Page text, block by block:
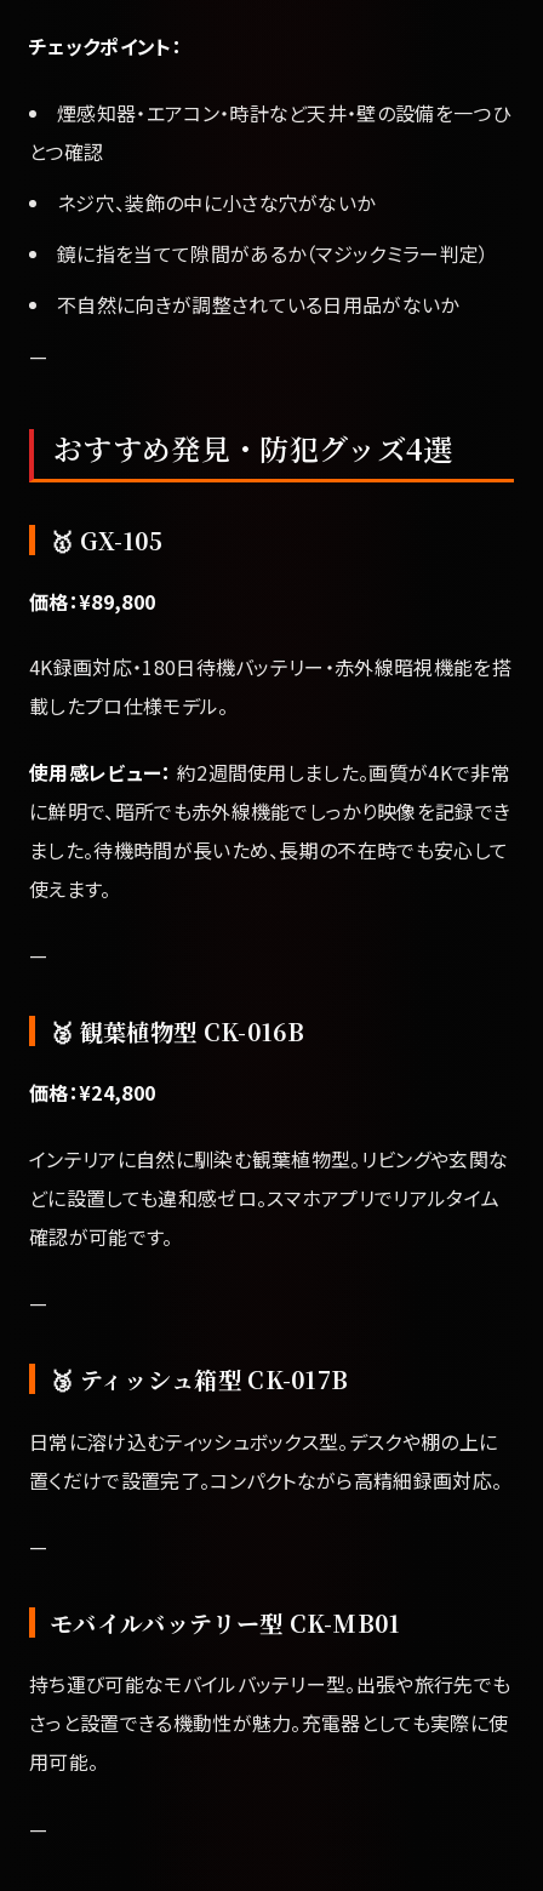
チェックポイント：
煙感知器・エアコン・時計など天井・壁の設備を一つひ
とつ確認
ネジ穴、装飾の中に小さな穴がないか
鏡に指を当てて隙間があるか（マジックミラー判定）
不自然に向きが調整されている日用品がないか
—
おすすめ発見・防犯グッズ4選
🥇 GX-105
価格：¥89,800
4K録画対応・180日待機バッテリー・赤外線暗視機能を搭
載したプロ仕様モデル。
使用感レビュー： 約2週間使用しました。画質が4Kで非常
に鮮明で、暗所でも赤外線機能でしっかり映像を記録でき
ました。待機時間が長いため、長期の不在時でも安心して
使えます。
—
🥈 観葉植物型 CK-016B
価格：¥24,800
インテリアに自然に馴染む観葉植物型。リビングや玄関な
どに設置しても違和感ゼロ。スマホアプリでリアルタイム
確認が可能です。
—
🥉 ティッシュ箱型 CK-017B
日常に溶け込むティッシュボックス型。デスクや棚の上に
置くだけで設置完了。コンパクトながら高精細録画対応。
—
モバイルバッテリー型 CK-MB01
持ち運び可能なモバイルバッテリー型。出張や旅行先でも
さっと設置できる機動性が魅力。充電器としても実際に使
用可能。
—